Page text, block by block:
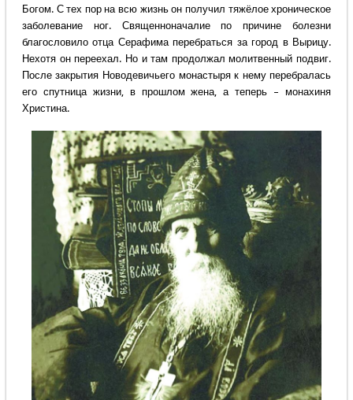
Богом. С тех пор на всю жизнь он получил тяжёлое хроническое
заболевание ног. Священноначалие по причине болезни
благословило отца Серафима перебраться за город в Вырицу.
Нехотя он переехал. Но и там продолжал молитвенный подвиг.
После закрытия Новодевичьего монастыря к нему перебралась
его спутница жизни, в прошлом жена, а теперь – монахиня
Христина.